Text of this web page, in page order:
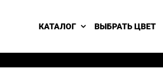
КАТАЛОГ ВЫБРАТЬ ЦВЕТ